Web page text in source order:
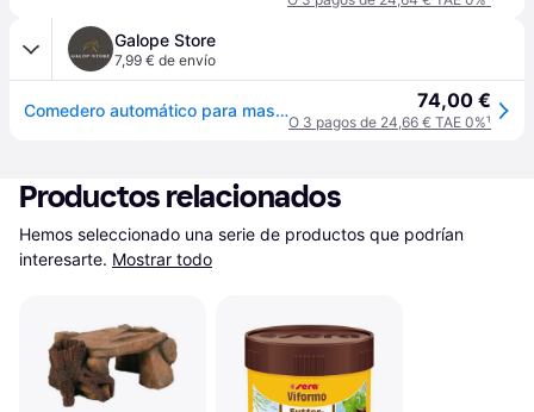
Galope Store
7,99 € de envío
Comedero automático para mascotas Tetra My feeder - Noir 74,00 €
O 3 pagos de 24,66 € TAE 0%¹
Productos relacionados
Hemos seleccionado una serie de productos que podrían
interesarte. Mostrar todo